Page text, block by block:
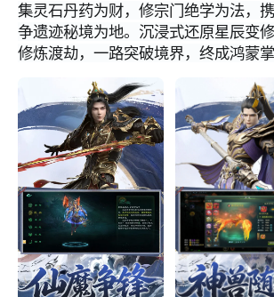
集灵石丹药为财，修宗门绝学为法，携
争遗迹秘境为地。沉浸式还原星辰变
修炼渡劫，一路突破境界，终成鸿蒙掌